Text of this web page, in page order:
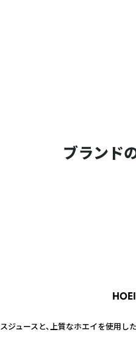
ブランド
ジュースと、上質なホエイを使用